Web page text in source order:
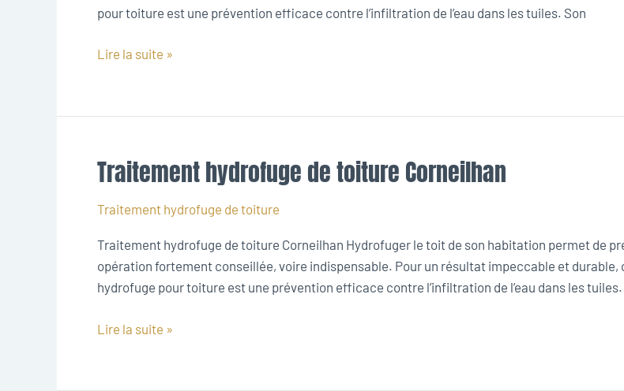
pour toiture est une prévention efficace contre l’infiltration de l’eau dans les tuiles. Son
Lire la suite »
Traitement hydrofuge de toiture Corneilhan
Traitement hydrofuge de toiture
Traitement hydrofuge de toiture Corneilhan Hydrofuger le toit de son habitation permet de
opération fortement conseillée, voire indispensable. Pour un résultat impeccable et
hydrofuge pour toiture est une prévention efficace contre l’infiltration de l’eau dans les tuiles.
Traitement
hydrofuge
de
Corneilhan
Lire la suite »